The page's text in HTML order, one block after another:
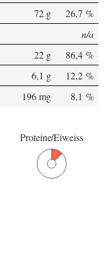
72 g
26,7 %
n/a
22 g
86,4 %
6,1 g
12,2 %
196 mg
8,1 %
Proteine/Eiweiss